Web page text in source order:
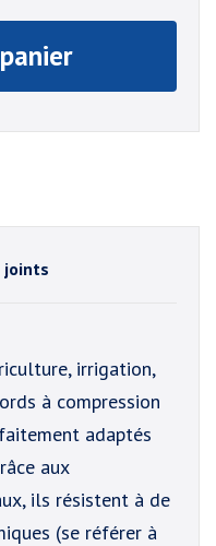
joints
irrigation,
à compression
adaptés
aux
ils résistent à de
(se référer à